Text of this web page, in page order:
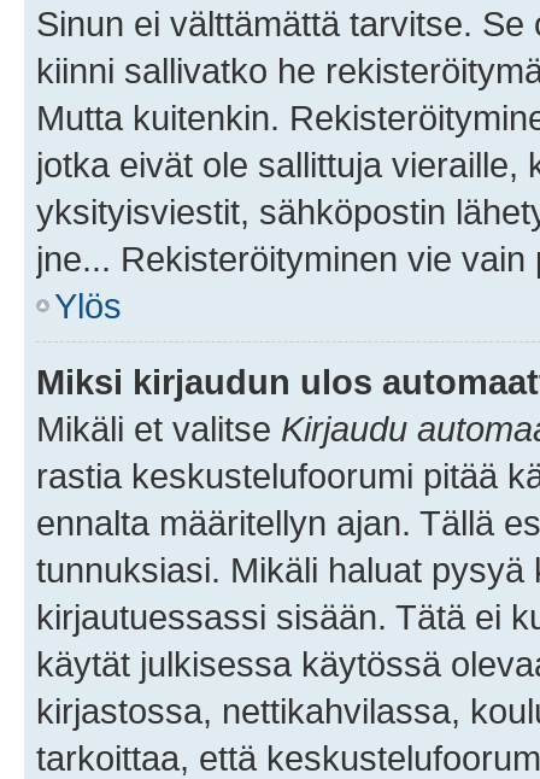
Sinun ei välttämättä tarvitse.
kiinni sallivatko he
Mutta kuitenkin.
jotka eivät ole sallittuja vieraille,
yksityisviestit, sähköpostin
jne... Rekisteröityminen vie
Ylös
Miksi kirjaudun ulos
Mikäli et valitse Kirjaudu
rastia keskustelufoorumi pitää
ennalta määritellyn ajan. Tällä
tunnuksiasi. Mikäli haluat
kirjautuessassi sisään. Tätä ei
käytät julkisessa käytössä
kirjastossa, nettikahvilassa,
tarkoittaa, että